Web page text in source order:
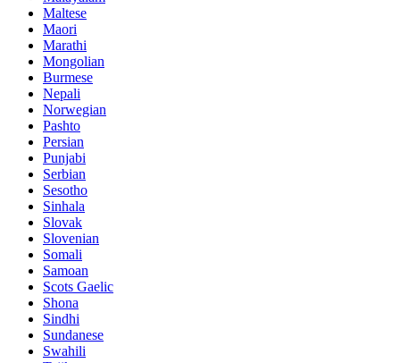
Maltese
Maori
Marathi
Mongolian
Burmese
Nepali
Norwegian
Pashto
Persian
Punjabi
Serbian
Sesotho
Sinhala
Slovak
Slovenian
Somali
Samoan
Scots Gaelic
Shona
Sindhi
Sundanese
Swahili